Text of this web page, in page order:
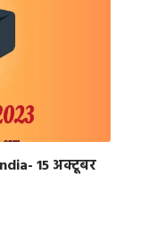
15 अक्टूबर